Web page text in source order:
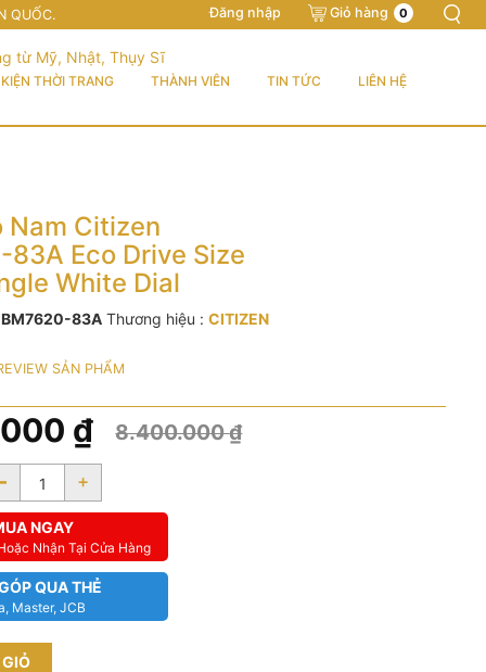
QUỐC. Đăng nhập Giỏ hàng 0
THỜI TRANG THÀNH VIÊN TIN TỨC LIÊN HỆ
Nam Citizen
83A Eco Drive Size
White Dial
BM7620-83A Thương hiệu :CITIZEN
SẢN PHẨM
8.400.000₫
₫
+
NGAY
Nhận Tại Cửa Hàng
QUA THẺ
Master, JCB